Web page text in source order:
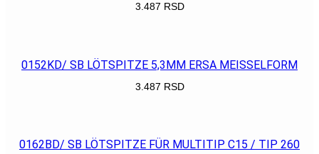
3.487 RSD
0152KD/ SB LÖTSPITZE 5,3MM ERSA MEISSELFORM
3.487 RSD
0162BD/ SB LÖTSPITZE FÜR MULTITIP C15 / TIP 260